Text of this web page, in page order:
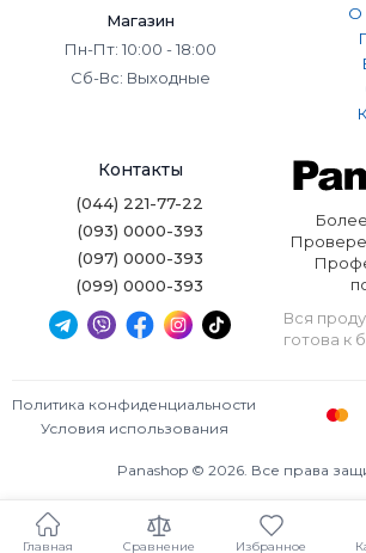
Магазин
Пн-Пт: 10:00 - 18:00
Сб-Вс: Выходные
О
Контакты
(044) 221-77-22
(093) 0000-393
(097) 0000-393
(099) 0000-393
Вся
готова к
Panashop © 2026. Все права
Политика конфиденциальности
Условия использования
Главная Сравнение Избранное